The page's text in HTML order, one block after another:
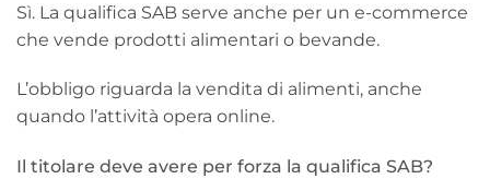
Sì. La qualifica SAB serve anche per un e-commerce
che vende prodotti alimentari o bevande.
L’obbligo riguarda la vendita di alimenti, anche
quando l’attività opera online.
Il titolare deve avere per forza la qualifica SAB?